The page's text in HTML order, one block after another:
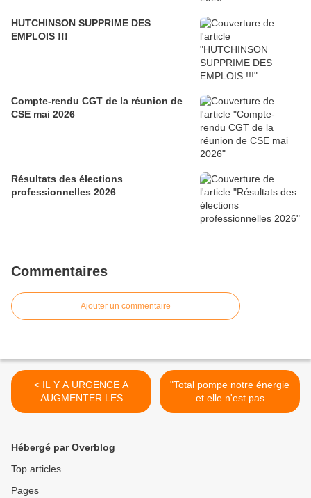
HUTCHINSON SUPPRIME DES
EMPLOIS !!!
Compte-rendu CGT de la réunion de
CSE mai 2026
Résultats des élections
professionnelles 2026
Commentaires
Ajouter un commentaire
< IL Y A URGENCE A
AUGMENTER LES
SALAIRES !!!
"Total pompe notre énergie
et elle n'est pas
renouvelable". « On doit
Hébergé par Overblog
Top articles
Pages